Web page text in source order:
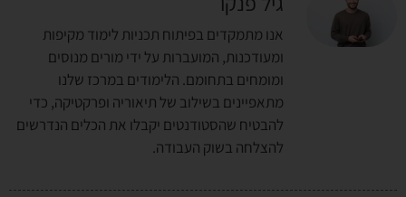
אנו מתמקדים בפיתוח תכניות לימוד מקיפות
ומעודכנות, המועברות על ידי מורים מנוסים
ומומחים בתחומם. הלימודים במרכז שלנו
מתאפיינים בשילוב של תיאוריה ופרקטיקה, כדי
להבטיח שהסטודנטים יקבלו את הכלים הנדרשים
להצלחה בשוק העבודה.